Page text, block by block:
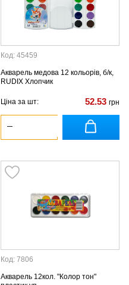
Код: 45459
Акварель медова 12 кольорів, б/к,
RUDIX Хлопчик
Ціна за шт: 52.53 грн
Код: 7806
Акварель 12кол. "Колор тон"